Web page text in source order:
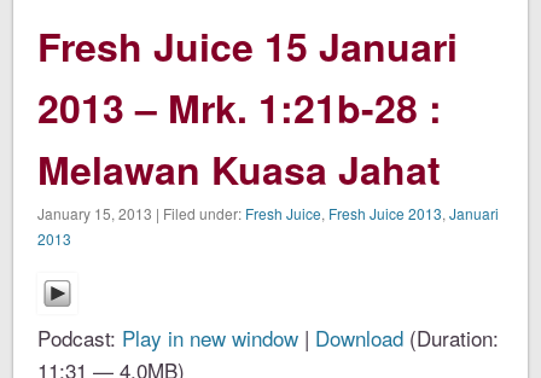
Fresh Juice 15 Januari
2013 – Mrk. 1:21b-28 :
Melawan Kuasa Jahat
January 15, 2013 | Filed under: Fresh Juice, Fresh Juice 2013,Januari
2013
Podcast: Play in new window | Download (Duration:
11:31 — 4.0MB)